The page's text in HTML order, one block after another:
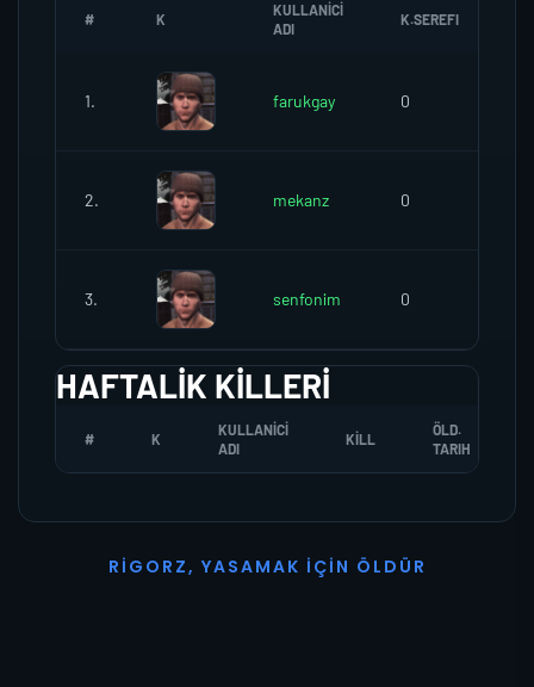
# K
KULLANICI
ADI
K.SEREFI
1. farukgay 0
2. mekanz 0
3. senfonim 0
HAFTALIK KILLERI
# K
KULLANICI
ADI
KILL
ÖLD.
TARIH
R I G O R Z, YASAMAK İ ÇI N Ö L D Ü R